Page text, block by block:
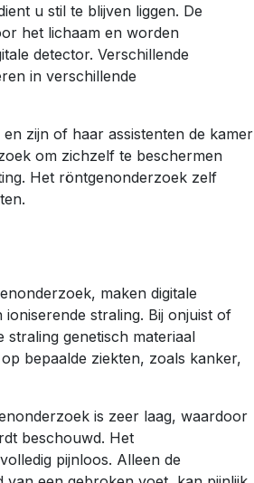
u stil te blijven liggen. De
het lichaam en worden
detector. Verschillende
in verschillende
zijn of haar assistenten de kamer
om zichzelf te beschermen
Het röntgenonderzoek zelf
maken digitale
straling. Bij onjuist of
genetisch materiaal
bepaalde ziekten, zoals kanker,
is zeer laag, waardoor
beschouwd. Het
pijnloos. Alleen de